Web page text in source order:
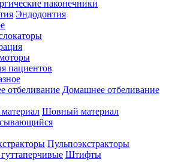
наконечники
Эндодонтия
пациентов
Домашнее отбеливание
Шовный материал
Пульпоэкстракторы
Штифты